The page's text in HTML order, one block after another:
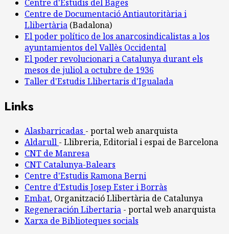
Centre d'Estudis del Bages
Centre de Documentació Antiautoritària i
Llibertària (Badalona)
El poder político de los anarcosindicalistas a los
ayuntamientos del Vallès Occidental
El poder revolucionari a Catalunya durant els
mesos de juliol a octubre de 1936
Taller d'Estudis Llibertaris d'Igualada
Links
Alasbarricadas - portal web anarquista
Aldarull - Llibreria, Editorial i espai de Barcelona
CNT de Manresa
CNT Catalunya-Balears
Centre d'Estudis Ramona Berni
Centre d'Estudis Josep Ester i Borràs
Embat, Organització Llibertària de Catalunya
Regeneración Libertaria - portal web anarquista
Xarxa de Biblioteques socials